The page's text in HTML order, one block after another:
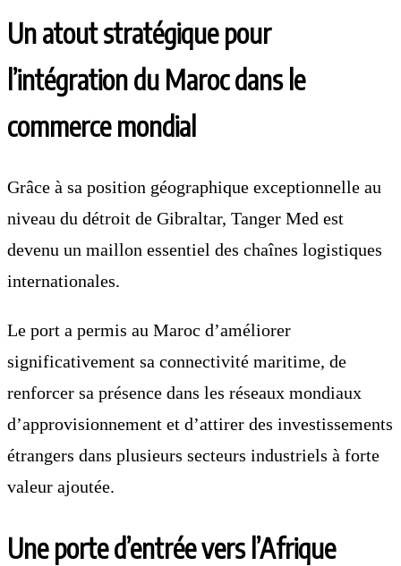
Un atout stratégique pour
l’intégration du Maroc dans le
commerce mondial
Grâce à sa position géographique exceptionnelle au
niveau du détroit de Gibraltar, Tanger Med est
devenu un maillon essentiel des chaînes logistiques
internationales.
Le port a permis au Maroc d’améliorer
significativement sa connectivité maritime, de
renforcer sa présence dans les réseaux mondiaux
d’approvisionnement et d’attirer des investissements
étrangers dans plusieurs secteurs industriels à forte
valeur ajoutée.
Une porte d’entrée vers l’Afrique